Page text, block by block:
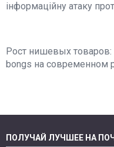
інформаційну атаку
Рост нишевых товаров:
bongs на современном
ПОЛУЧАЙ ЛУЧШЕЕ НА